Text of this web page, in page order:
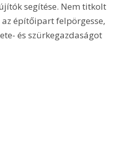
segítése. Nem titkolt
építőipart felpörgesse,
és szürkegazdaságot